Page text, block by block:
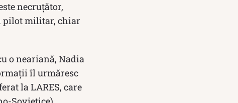
necruţător,
pilot militar, chiar
o neariană, Nadia
îl urmăresc
la LARES, care